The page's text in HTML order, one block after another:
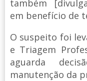
também
em benefício de
O suspeito foi
e Triagem
aguarda
manutenção da